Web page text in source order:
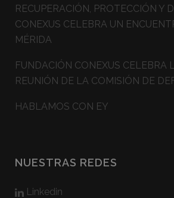
RECUPERACIÓN, PROTECCIÓN Y
CONEXUS CELEBRA UN
MÉRIDA
FUNDACIÓN CONEXUS CELEBRA
REUNIÓN DE LA COMISIÓN DE
HABLAMOS CON EY
NUESTRAS REDES
Linkedin